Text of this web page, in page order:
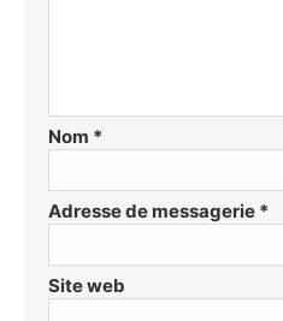
Nom *
Adresse de messagerie *
Site web